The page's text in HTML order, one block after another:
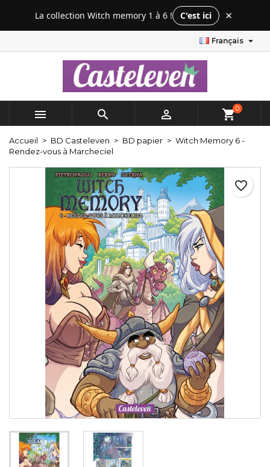
La collection Witch memory 1 à 6 ! C'est ici ×
Français 
   shopping_cart0
Accueil BD Casteleven BD papier
Witch Memory 6 -
Rendez-vous à Marcheciel
favorite_border
Mes listes d'envies
add_circle_outline Créer une nouvelle liste
Créer une liste d'envies
Nom de la liste d'envies
Annuler Créer une liste d'envies
Connexion
Vous devez être connecté pour ajouter des produits
à votre liste d'envies.
Annuler Connexion